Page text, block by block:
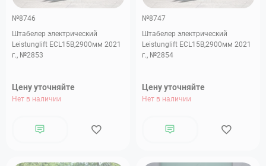
№8746
Штабелер электрический
Leistunglift ECL15B,2900мм 2021
г., №2853
Цену уточняйте
Нет в наличии
№8747
Штабелер электрический
Leistunglift ECL15B,2900мм 2021
г., №2854
Цену уточняйте
Нет в наличии